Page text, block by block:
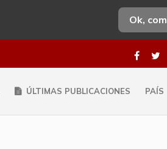
Ok,
ÚLTIMAS PUBLICACIONES PAÍS